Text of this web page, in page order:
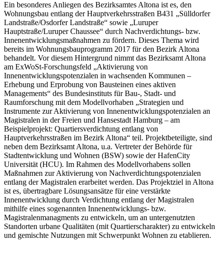
Ein besonderes Anliegen des Bezirksamtes Altona ist es, den
Wohnungsbau entlang der Hauptverkehrsstraßen B431 „Sülldorfer
Landstraße/Osdorfer Landstraße“ sowie „Luruper
Hauptstraße/Luruper Chaussee“ durch Nachverdichtungs- bzw.
Innenentwicklungsmaßnahmen zu fördern. Dieses Thema wird
bereits im Wohnungsbauprogramm 2017 für den Bezirk Altona
behandelt. Vor diesem Hintergrund nimmt das Bezirksamt Altona
am ExWoSt-Forschungsfeld „Aktivierung von
Innenentwicklungspotenzialen in wachsenden Kommunen –
Erhebung und Erprobung von Bausteinen eines aktiven
Managements“ des Bundesinstituts für Bau-, Stadt- und
Raumforschung mit dem Modellvorhaben „Strategien und
Instrumente zur Aktivierung von Innenentwicklungspotenzialen an
Magistralen in der Freien und Hansestadt Hamburg – am
Beispielprojekt: Quartiersverdichtung entlang von
Hauptverkehrsstraßen im Bezirk Altona“ teil. Projektbeteiligte, sind
neben dem Bezirksamt Altona, u.a. Vertreter der Behörde für
Stadtentwicklung und Wohnen (BSW) sowie der HafenCity
Universität (HCU). Im Rahmen des Modellvorhabens sollen
Maßnahmen zur Aktivierung von Nachverdichtungspotenzialen
entlang der Magistralen erarbeitet werden. Das Projektziel in Altona
ist es, übertragbare Lösungsansätze für eine verstärkte
Innenentwicklung durch Verdichtung entlang der Magistralen
mithilfe eines sogenannten Innenentwicklungs- bzw.
Magistralenmanagments zu entwickeln, um an untergenutzten
Standorten urbane Qualitäten (mit Quartierscharakter) zu entwickeln
und gemischte Nutzungen mit Schwerpunkt Wohnen zu etablieren.